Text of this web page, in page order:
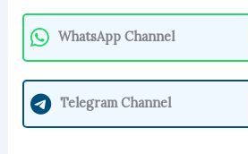
WhatsApp Channel
Telegram Channel